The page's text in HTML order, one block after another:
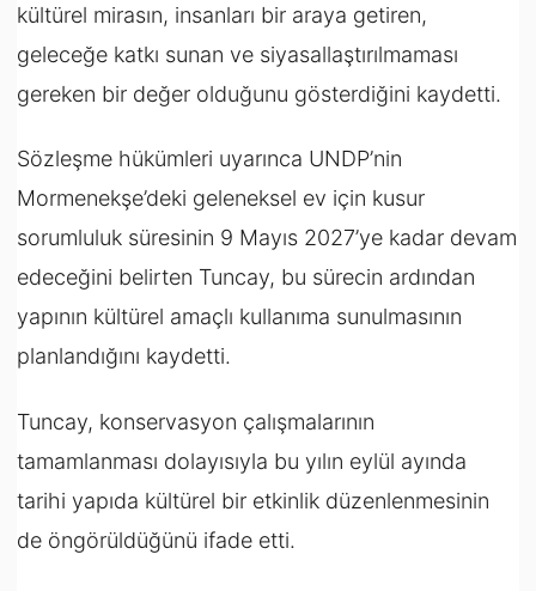
kültürel mirasın, insanları bir araya getiren,
geleceğe katkı sunan ve siyasallaştırılmaması
gereken bir değer olduğunu gösterdiğini kaydetti.
Sözleşme hükümleri uyarınca UNDP’nin
Mormenekşe’deki geleneksel ev için kusur
sorumluluk süresinin 9 Mayıs 2027’ye kadar devam
edeceğini belirten Tuncay, bu sürecin ardından
yapının kültürel amaçlı kullanıma sunulmasının
planlandığını kaydetti.
Tuncay, konservasyon çalışmalarının
tamamlanması dolayısıyla bu yılın eylül ayında
tarihi yapıda kültürel bir etkinlik düzenlenmesinin
de öngörüldüğünü ifade etti.